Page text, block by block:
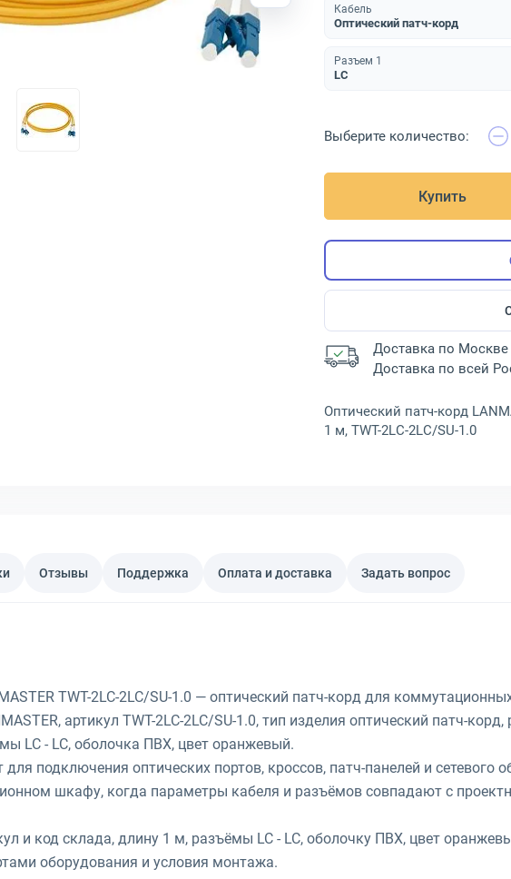
Кабель
Оптический патч-корд
Разъем 1
LC
Выберите количество:
Купить
Доставка по Москве
Доставка по всей
Оптический патч-корд
1 м, TWT-2LC-2LC/SU-1.0
Отзывы Поддержка Оплата и доставка Задать вопрос
TWT-2LC-2LC/SU-1.0 — оптический патч-корд для
артикул TWT-2LC-2LC/SU-1.0, тип изделия оптический патч-
LC - LC, оболочка ПВХ, цвет оранжевый.
для подключения оптических портов, кроссов, патч-панелей и сетевого
шкафу, когда параметры кабеля и разъёмов совпадают с
и код склада, длину 1 м, разъёмы LC - LC, оболочку ПВХ, цвет
оборудования и условия монтажа.